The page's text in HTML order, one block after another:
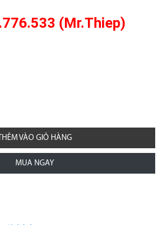
(Mr.Thiep)
VÀO GIỎ HÀNG
MUA NGAY